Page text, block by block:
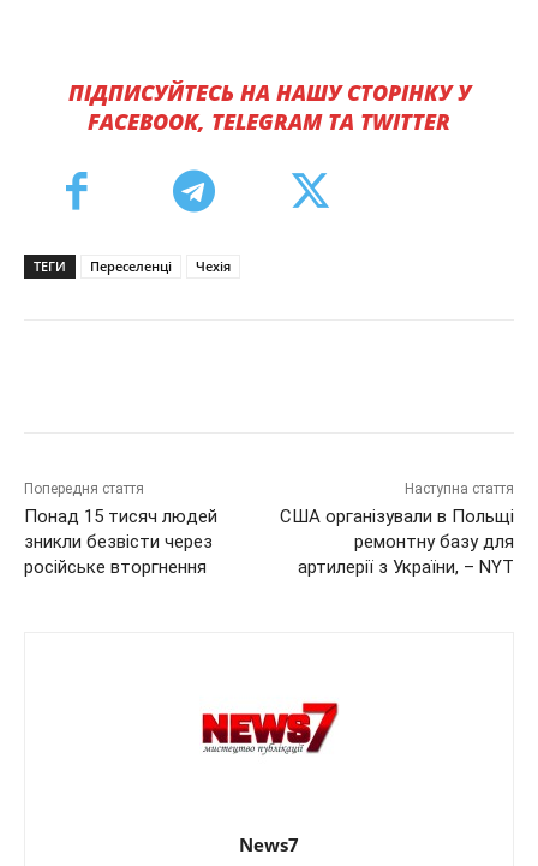
ПІДПИСУЙТЕСЬ НА НАШУ СТОРІНКУ У
FACEBOOK, TELEGRAM ТА TWITTER
ТЕГИ Переселенці Чехія
Попередня стаття
Понад 15 тисяч людей
зникли безвісти через
російське вторгнення
Наступна стаття
США організували в Польщі
ремонтну базу для
артилерії з України, – NYT
News7